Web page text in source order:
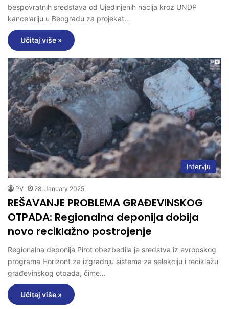
bespovratnih sredstava od Ujedinjenih nacija kroz UNDP
kancelariju u Beogradu za projekat…
Učitaj više »
Intervju
PV 28. January 2025.
REŠAVANJE PROBLEMA GRAĐEVINSKOG
OTPADA: Regionalna deponija dobija
novo reciklažno postrojenje
Regionalna deponija Pirot obezbedila je sredstva iz evropskog
programa Horizont za izgradnju sistema za selekciju i reciklažu
građevinskog otpada, čime…
Učitaj više »